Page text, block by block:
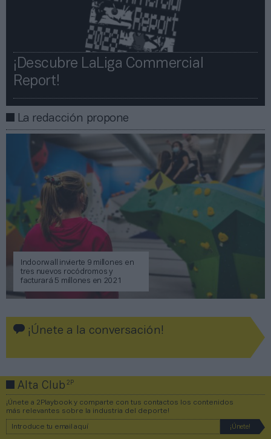
¡Descubre LaLiga Commercial
Report!​​
La redacción propone
Indoorwall invierte 9 millones en
tres nuevos rocódromos y
facturará 5 millones en 2021
¡Únete a la conversación!
Alta Club2P
¡Únete a 2Playbook y comparte con tus contactos los contenidos
más relevantes sobre la industria del deporte!